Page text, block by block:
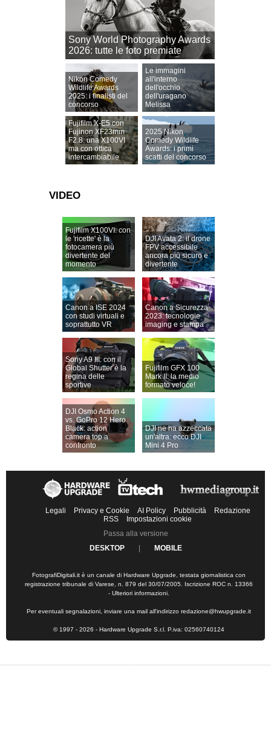
Sony World Photography Awards
2026: tutte le foto premiate
Nikon Comedy
Wildlife Awards
2025: i finalisti del
concorso
Le immagini
all'interno
dell'occhio
dell'uragano
Melissa
Fujifilm X-E5 con
Fujinon XF23mm
F2.8: una X100VI
ma con ottica
intercambiabile
2025 Nikon
Comedy Wildlife
Awards: i primi
scatti del concorso
VIDEO
Fujifilm X100VI: con
le 'ricette' è la
fotocamera più
divertente del
momento
DJI Avata 2: il drone
FPV accessibile
ancora più sicuro e
divertente
Canon a ISE 2024
con studi virtuali e
soprattutto VR
Canon a Sicurezza
2023: tecnologie
imaging e stampa
Sony A9 III: con il
Global Shutter è la
regina delle
sportive
Fujifilm GFX 100
Mark II: la medio
formato veloce!
DJI Osmo Action 4
vs. GoPro 12 Hero
Black: action
camera top a
confronto
DJI ne ha azzeccata
un'altra: ecco DJI
Mini 4 Pro
Legali Privacy e Cookie AI Policy Pubblicità
Redazione
RSS
Impostazioni cookie
Passa alla versione
DESKTOP
MOBILE
FotografiDigitali.it è un canale di Hardware Upgrade, testata giornalistica con
registrazione tribunale di Varese, n. 879 del 30/07/2005. Iscrizione ROC n. 13366
- Ulteriori informazioni.
Per eventuali segnalazioni, inviare una mail all'indirizzo redazione@hwupgrade.it
© 1997 - 2026 - Hardware Upgrade S.r.l. P.iva: 02560740124